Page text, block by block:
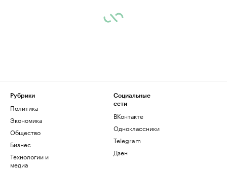
Рубрики
Политика
Экономика
Общество
Бизнес
Технологии и
медиа
Социальные
сети
ВКонтакте
Одноклассники
Telegram
Дзен